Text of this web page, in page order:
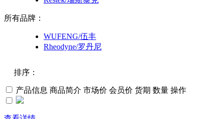
所有品牌：
WUFENG/伍丰
Rheodyne/罗丹尼
排序：
产品信息 商品简介 市场价 会员价 货期 数量 操作